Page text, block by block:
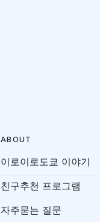
ABOUT
이로이로도쿄 이야기
친구추천 프로그램
자주묻는 질문